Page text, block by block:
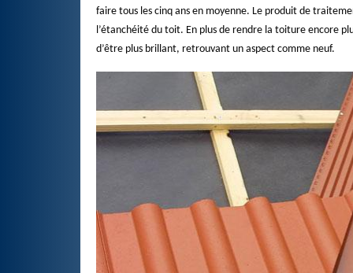
faire tous les cinq ans en moyenne. Le produit de
l’étanchéité du toit. En plus de rendre la toiture encore
d’être plus brillant, retrouvant un aspect comme neuf.